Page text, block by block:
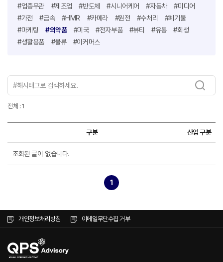
#업종무관
#제조업 #반도체 #시니어케어 #자동차
#미디어
#가전
#금속 #HMR #카메라 #원전 #수처리
#폐기물
#마케팅
#의약품 #미국 #전자부품 #뷰티 #유통
#회생
#생활용품
#물류 #이커머스
전체 : 1
구분 산업 구분
조회된 글이 없습니다.
1
개인정보처리방침 이메일무단수집 거부